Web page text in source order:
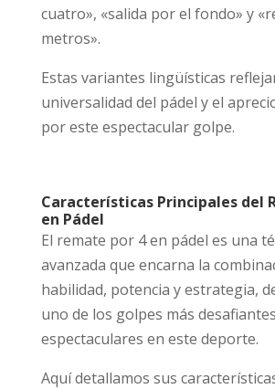
cuatro», «salida por el fondo» y
metros».
Estas variantes lingüísticas
universalidad del pádel y el
por este espectacular golpe.
Características Principales del
en Pádel
El remate por 4 en pádel es una
avanzada que encarna la
habilidad, potencia y estrategia,
uno de los golpes más
espectaculares en este deporte.
Aquí detallamos sus